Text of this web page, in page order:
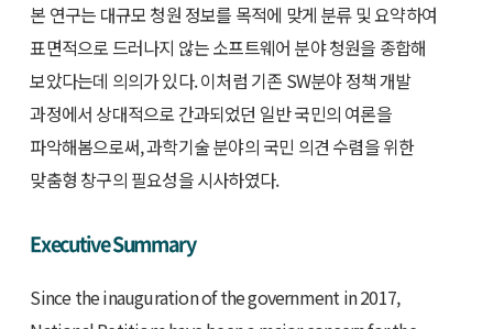
본 연구는 대규모 청원 정보를 목적에 맞게 분류 및 요약하여
표면적으로 드러나지 않는 소프트웨어 분야 청원을 종합해
보았다는데 의의가 있다. 이처럼 기존 SW분야 정책 개발
과정에서 상대적으로 간과되었던 일반 국민의 여론을
파악해봄으로써, 과학기술 분야의 국민 의견 수렴을 위한
맞춤형 창구의 필요성을 시사하였다.
Executive Summary
Since the inauguration of the government in 2017,